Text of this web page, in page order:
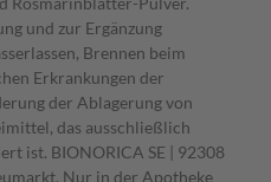
und zur Ergänzung
Brennen beim
Erkrankungen der
der Ablagerung von
das ausschließlich
ist. BIONORICA SE | 92308
Nur in der Apotheke